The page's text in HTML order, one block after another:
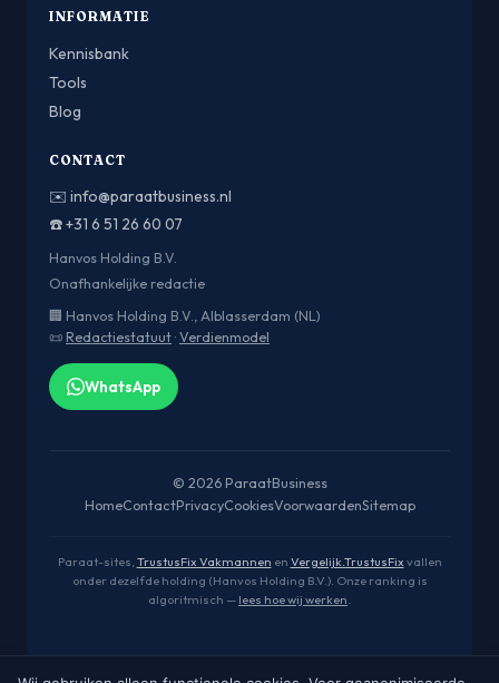
INFORMATIE
Kennisbank
Tools
Blog
CONTACT
✉️ info@paraatbusiness.nl
☎️+31 6 51 26 60 07
Hanvos Holding B.V.
Onafhankelijke redactie
🏢 Hanvos Holding B.V., Alblasserdam (NL)
📜 Redactiestatuut · Verdienmodel
WhatsApp
© 2026 ParaatBusiness
HomeContactPrivacyCookiesVoorwaardenSitemap
Paraat-sites, TrustusFix Vakmannen en Vergelijk.TrustusFix vallen
onder dezelfde holding (Hanvos Holding B.V.). Onze ranking is
algoritmisch — lees hoe wij werken.